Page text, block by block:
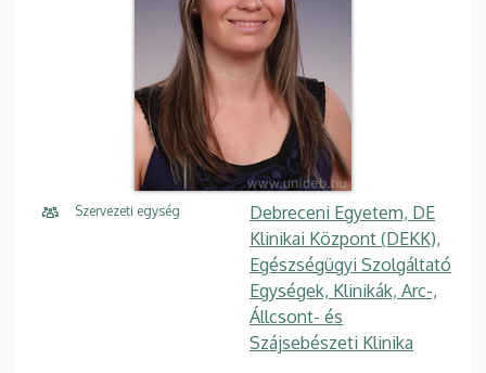
Szervezeti egység
Debreceni Egyetem, DE
Klinikai Központ (DEKK),
Egészségügyi Szolgáltató
Egységek, Klinikák, Arc-,
Állcsont- és
Szájsebészeti Klinika